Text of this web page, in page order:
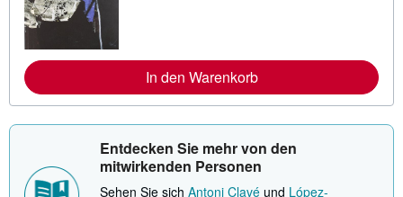
s
a
d
s
t
e
n
I
n
o
a
t
i
In den Warenkorb
Entdecken Sie mehr von den
mitwirkenden Personen
Sehen Sie sich Antoni Clavé und López-